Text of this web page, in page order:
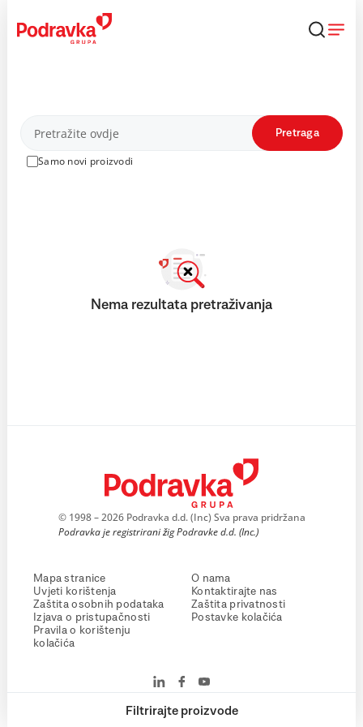
content
Proizvodi
Samo novi proizvodi
Pretraga
Filtrirajte proizvode
Nema rezultata pretraživanja
© 1998 – 2026 Podravka d.d. (Inc) Sva prava pridržana
Podravka je registrirani žig Podravke d.d. (Inc.)
Mapa stranice
Uvjeti korištenja
Zaštita osobnih podataka
Izjava o pristupačnosti
Pravila o korištenju
kolačića
O nama
Kontaktirajte nas
Zaštita privatnosti
Postavke kolačića